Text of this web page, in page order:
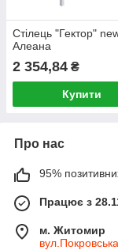
Стілець "Гектор"
Алеана
2 354,84 ₴
Купити
Про нас
95%
Працює з
м. Житомир